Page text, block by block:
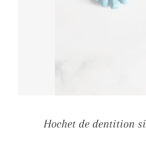
Hochet de dentition